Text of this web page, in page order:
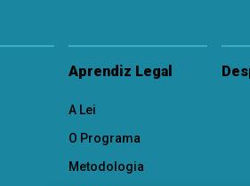
Aprendiz Legal
A Lei
O Programa
Metodologia